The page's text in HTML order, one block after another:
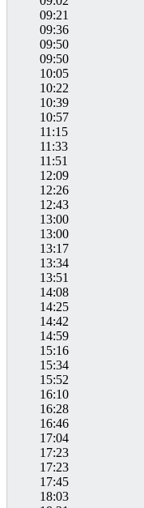
09:21
09:36
09:50
09:50
10:05
10:22
10:39
10:57
11:15
11:33
11:51
12:09
12:26
12:43
13:00
13:00
13:17
13:34
13:51
14:08
14:25
14:42
14:59
15:16
15:34
15:52
16:10
16:28
16:46
17:04
17:23
17:23
17:45
18:03